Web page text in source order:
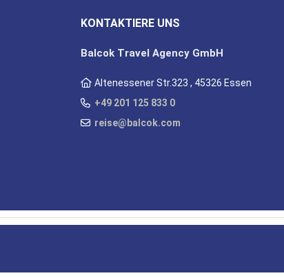
KONTAKTIERE UNS
Balcok Travel Agency GmbH
Altenessener Str.323 , 45326 Essen
+49 201 125 833 0
reise@balcok.com